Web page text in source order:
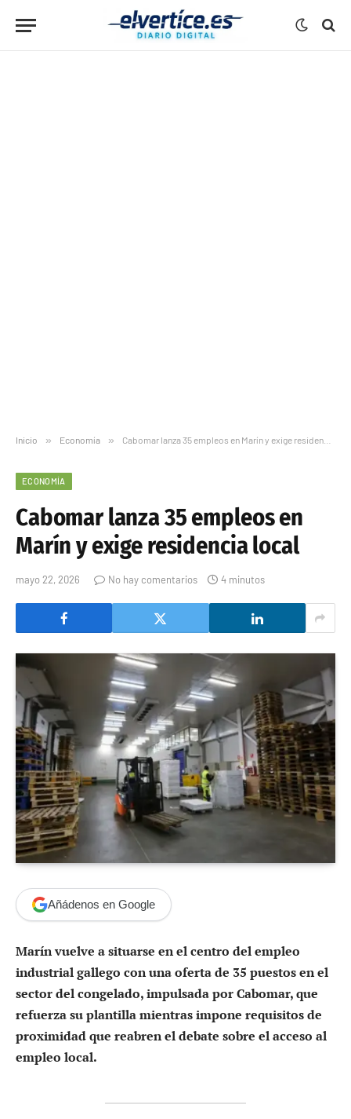
Inicio » Economía » Cabomar lanza 35 empleos en Marín y exige residencia local
ECONOMÍA
Cabomar lanza 35 empleos en
Marín y exige residencia local
mayo 22, 2026 No hay comentarios 4 minutos
Añádenos en Google
Marín vuelve a situarse en el centro del empleo
industrial gallego con una oferta de 35 puestos en el
sector del congelado, impulsada por Cabomar, que
refuerza su plantilla mientras impone requisitos de
proximidad que reabren el debate sobre el acceso al
empleo local.